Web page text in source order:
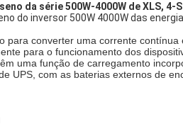
da série 500W-4000W de XLS,
do inversor 500W 4000W das
para converter uma corrente
para o funcionamento dos
uma função de carregamento
UPS, com as baterias externos de